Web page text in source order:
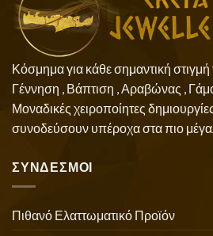
Κόσμημα για κάθε σημαντική
Γέννηση , Βάπτιση , Αραβώνας ,
Μοναδικές χειροποίητες
συνοδεύσουν υπέροχα στα πιο
ΣΥΝΔΕΣΜΟΙ
Πιθανό Ελαττωματικό Προϊόν